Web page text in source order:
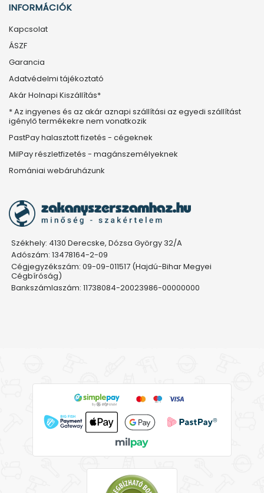
INFORMÁCIÓK
Kapcsolat
ÁSZF
Garancia
Adatvédelmi tájékoztató
Akár Holnapi Kiszállítás*
* Az ingyenes és az akár aznapi szállítási az egyedi szállítást
igénylő termékekre nem vonatkozik
PastPay halasztott fizetés - cégeknek
MilPay részletfizetés - magánszemélyeknek
Romániai webáruházunk
Székhely: 4130 Derecske, Dózsa György 32/A
Adószám: 13478164-2-09
Cégjegyzékszám: 09-09-011517 (Hajdú-Bihar Megyei
Cégbíróság)
Bankszámlaszám: 11738084-20023986-00000000